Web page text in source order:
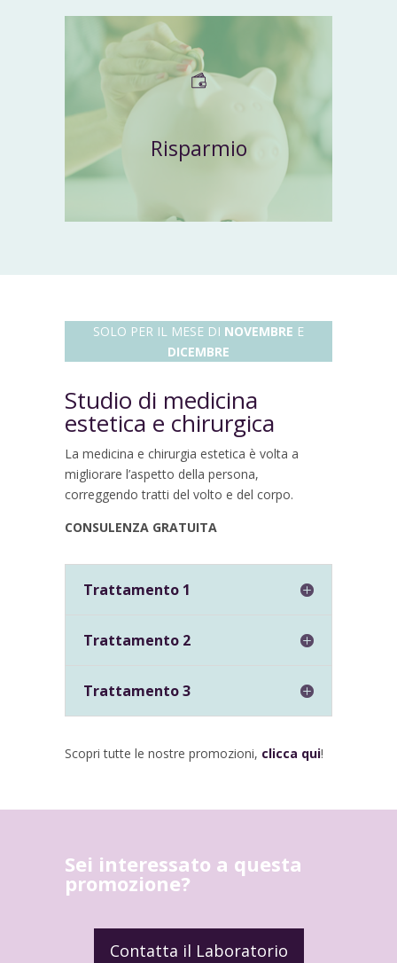
Risparmio
SOLO PER IL MESE DI NOVEMBRE E
DICEMBRE
Studio di medicina
estetica e chirurgica
La medicina e chirurgia estetica è volta a
migliorare l’aspetto della persona,
correggendo tratti del volto e del corpo.
CONSULENZA GRATUITA
Trattamento 1
Trattamento 2
Trattamento 3
Scopri tutte le nostre promozioni, clicca qui!
Sei interessato a questa
promozione?
Contatta il Laboratorio